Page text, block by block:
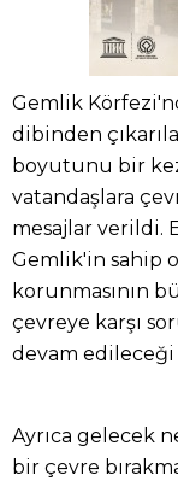
Gemlik
dibinden
boyutunu bir
vatandaşlara
mesajlar verildi.
Gemlik'in sahip
korunmasının
çevreye karşı
devam
Ayrıca gelecek
bir çevre